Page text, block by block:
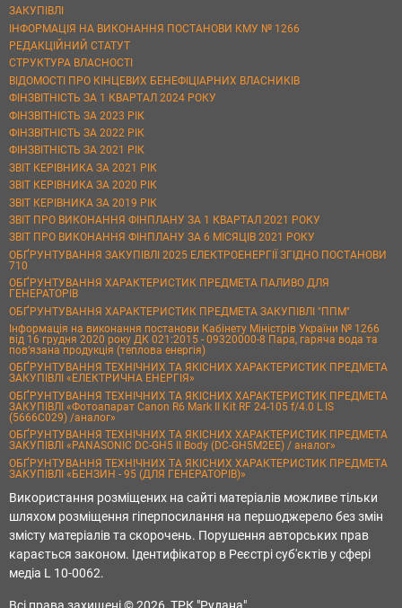
ЗАКУПІВЛІ
ІНФОРМАЦІЯ НА ВИКОНАННЯ ПОСТАНОВИ КМУ № 1266
РЕДАКЦІЙНИЙ СТАТУТ
СТРУКТУРА ВЛАСНОСТІ
ВІДОМОСТІ ПРО КІНЦЕВИХ БЕНЕФІЦІАРНИХ ВЛАСНИКІВ
ФІНЗВІТНІСТЬ ЗА 1 КВАРТАЛ 2024 РОКУ
ФІНЗВІТНІСТЬ ЗА 2023 РІК
ФІНЗВІТНІСТЬ ЗА 2022 РІК
ФІНЗВІТНІСТЬ ЗА 2021 РІК
ЗВІТ КЕРІВНИКА ЗА 2021 РІК
ЗВІТ КЕРІВНИКА ЗА 2020 РІК
ЗВІТ КЕРІВНИКА ЗА 2019 РІК
ЗВІТ ПРО ВИКОНАННЯ ФІНПЛАНУ ЗА 1 КВАРТАЛ 2021 РОКУ
ЗВІТ ПРО ВИКОНАННЯ ФІНПЛАНУ ЗА 6 МІСЯЦІВ 2021 РОКУ
ОБҐРУНТУВАННЯ ЗАКУПІВЛІ 2025 ЕЛЕКТРОЕНЕРГІЇ ЗГІДНО ПОСТАНОВИ
710
ОБҐРУНТУВАННЯ ХАРАКТЕРИСТИК ПРЕДМЕТА ПАЛИВО ДЛЯ
ГЕНЕРАТОРІВ
ОБҐРУНТУВАННЯ ХАРАКТЕРИСТИК ПРЕДМЕТА ЗАКУПІВЛІ "ППМ"
Інформація на виконання постанови Кабінету Міністрів України № 1266
від 16 грудня 2020 року ДК 021:2015 - 09320000-8 Пара, гаряча вода та
пов’язана продукція (теплова енергія)
ОБҐРУНТУВАННЯ ТЕХНІЧНИХ ТА ЯКІСНИХ ХАРАКТЕРИСТИК ПРЕДМЕТА
ЗАКУПІВЛІ «ЕЛЕКТРИЧНА ЕНЕРГІЯ»
ОБҐРУНТУВАННЯ ТЕХНІЧНИХ ТА ЯКІСНИХ ХАРАКТЕРИСТИК ПРЕДМЕТА
ЗАКУПІВЛІ «Фотоапарат Canon R6 Mark II Kit RF 24-105 f/4.0 L IS
(5666C029) /аналог»
ОБҐРУНТУВАННЯ ТЕХНІЧНИХ ТА ЯКІСНИХ ХАРАКТЕРИСТИК ПРЕДМЕТА
ЗАКУПІВЛІ «PANASONIC DC-GH5 II Body (DC-GH5M2EE) / аналог»
ОБҐРУНТУВАННЯ ТЕХНІЧНИХ ТА ЯКІСНИХ ХАРАКТЕРИСТИК ПРЕДМЕТА
ЗАКУПІВЛІ «БЕНЗИН - 95 (ДЛЯ ГЕНЕРАТОРІВ)»
Використання розміщених на сайті матеріалів можливе тільки
шляхом розміщення гіперпосилання на першоджерело без змін
змісту матеріалів та скорочень. Порушення авторських прав
карається законом. Ідентифікатор в Реєстрі суб'єктів у сфері
медіа L 10-0062.
Всі права захищені © 2026, ТРК "Рудана"